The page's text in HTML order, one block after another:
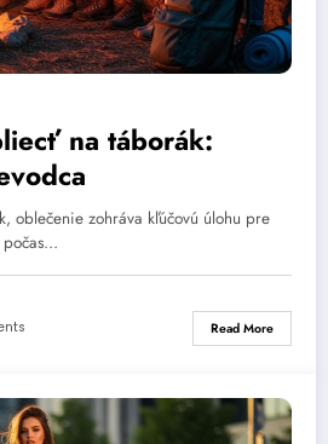
na táborák:
oblečenie zohráva kľúčovú úlohu pre
počas…
Read More